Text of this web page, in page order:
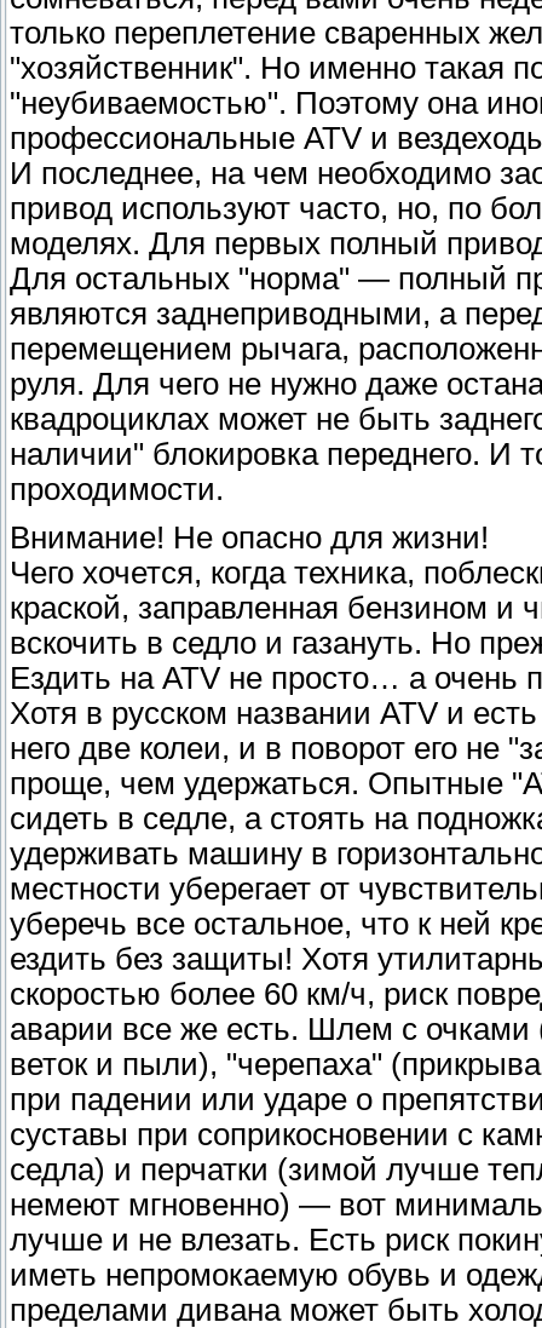
только переплетение сваренных
"хозяйственник". Но именно такая
"неубиваемостью". Поэтому она
профессиональные ATV и
И последнее, на чем необходимо
привод используют часто, но, по
моделях. Для первых полный
Для остальных "норма" — полный
являются заднеприводными, а
перемещением рычага,
руля. Для чего не нужно даже
квадроциклах может не быть
наличии" блокировка переднего. И
проходимости.
Внимание! Не опасно для жизни!
Чего хочется, когда техника,
краской, заправленная бензином
вскочить в седло и газануть. Но
Ездить на ATV не просто… а очень
Хотя в русском названии ATV и
него две колеи, и в поворот его не
проще, чем удержаться. Опытные
сидеть в седле, а стоять на
удерживать машину в
местности уберегает от
уберечь все остальное, что к ней
ездить без защиты! Хотя
скоростью более 60 км/ч, риск
аварии все же есть. Шлем с очками
веток и пыли), "черепаха"
при падении или ударе о
суставы при соприкосновении с
седла) и перчатки (зимой лучше
немеют мгновенно) — вот
лучше и не влезать. Есть риск
иметь непромокаемую обувь и
пределами дивана может быть